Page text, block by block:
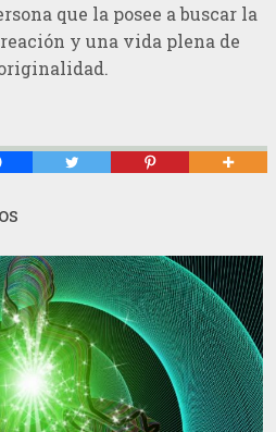
que la posee a buscar la
y una vida plena de